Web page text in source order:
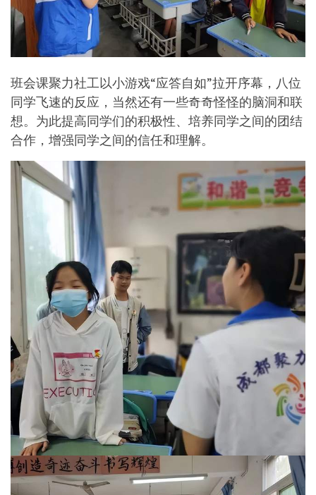
班会课聚力社工以小游戏“应答自如”拉开序幕，八位
同学飞速的反应，当然还有一些奇奇怪怪的脑洞和联
想。为此提高同学们的积极性、培养同学之间的团结
合作，增强同学之间的信任和理解。